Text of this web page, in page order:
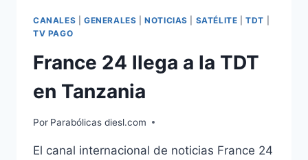
CANALES GENERALES |NOTICIAS SATÉLITE |TDT
TV PAGO
France 24 llega a la TDT
en Tanzania
Por Parabólicas diesl.com
El canal internacional de noticias France 24